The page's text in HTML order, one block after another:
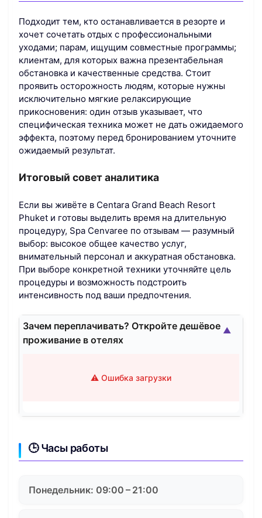
Подходит тем, кто останавливается в резорте и
хочет сочетать отдых с профессиональными
уходами; парам, ищущим совместные программы;
клиентам, для которых важна презентабельная
обстановка и качественные средства. Стоит
проявить осторожность людям, которые нужны
исключительно мягкие релаксирующие
прикосновения: один отзыв указывает, что
специфическая техника может не дать ожидаемого
эффекта, поэтому перед бронированием уточните
ожидаемый результат.
Итоговый совет аналитика
Если вы живёте в Centara Grand Beach Resort
Phuket и готовы выделить время на длительную
процедуру, Spa Cenvaree по отзывам — разумный
выбор: высокое общее качество услуг,
внимательный персонал и аккуратная обстановка.
При выборе конкретной техники уточняйте цель
процедуры и возможность подстроить
интенсивность под ваши предпочтения.
Зачем переплачивать? Откройте дешёвое
проживание в отелях
⚠️ Ошибка загрузки
▲
🕒 Часы работы
Понедельник: 09:00 – 21:00